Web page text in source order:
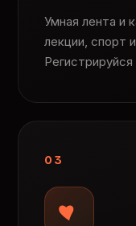
Умная лента и
лекции, спорт
03